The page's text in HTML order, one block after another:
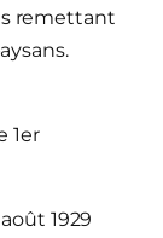
remettant
1er
1929